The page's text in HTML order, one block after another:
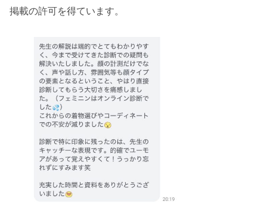
掲載の許可を得ています。